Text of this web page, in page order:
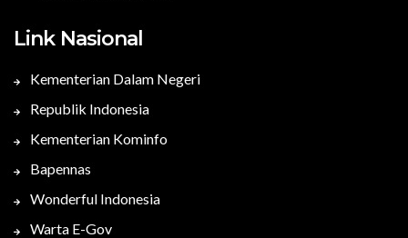
Link Nasional
Kementerian Dalam Negeri
Republik Indonesia
Kementerian Kominfo
Bapennas
Wonderful Indonesia
Warta E-Gov